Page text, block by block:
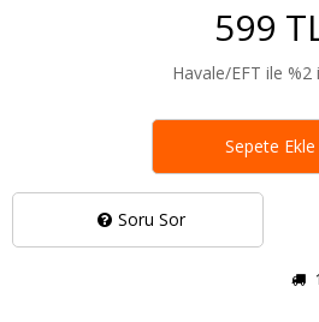
Soru Sor
599
Havale/EFT ile %2
Sepete Ekle